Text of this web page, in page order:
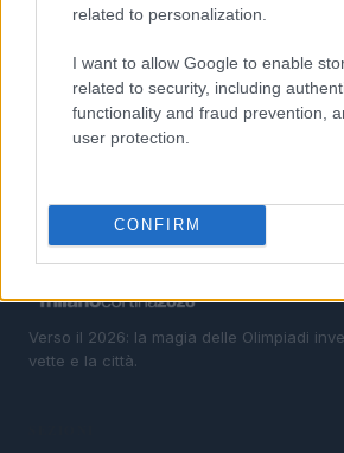
related to personalization.
I want to allow Google to enable
related to security, including
functionality and fraud prevention,
user protection.
CONFIRM
Sci alpinismo responsabile: come
Pianificare una gita di sci alpinismo:
scelte
Verso il 2026: la magia delle Olimpiadi
vette e la città.